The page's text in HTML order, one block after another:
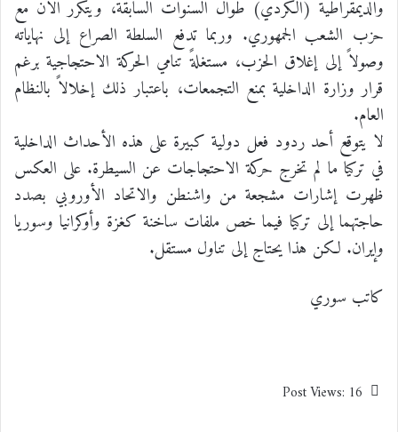
والديمقراطية (الكردي) طوال السنوات السابقة، ويتكرر الآن مع
حزب الشعب الجمهوري. وربما تدفع السلطة الصراع إلى نهاياته
وصولاً إلى إغلاق الحزب، مستغلةً تنامي الحركة الاحتجاجية برغم
قرار وزارة الداخلية بمنع التجمعات، باعتبار ذلك إخلالاً بالنظام
العام.
لا يتوقع أحد ردود فعل دولية كبيرة على هذه الأحداث الداخلية
في تركيا ما لم تخرج حركة الاحتجاجات عن السيطرة. على العكس
ظهرت إشارات مشجعة من واشنطن والاتحاد الأوروبي بصدد
حاجتهما إلى تركيا فيما خص ملفات ساخنة كغزة وأوكرانيا وسوريا
وإيران. لكن هذا يحتاج إلى تناول مستقل.
كاتب سوري
Post Views: 16